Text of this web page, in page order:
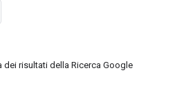
dei risultati della Ricerca Google